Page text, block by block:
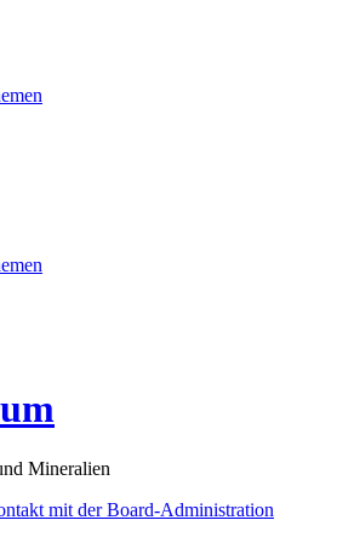
Mineralien
mit der Board-Administration